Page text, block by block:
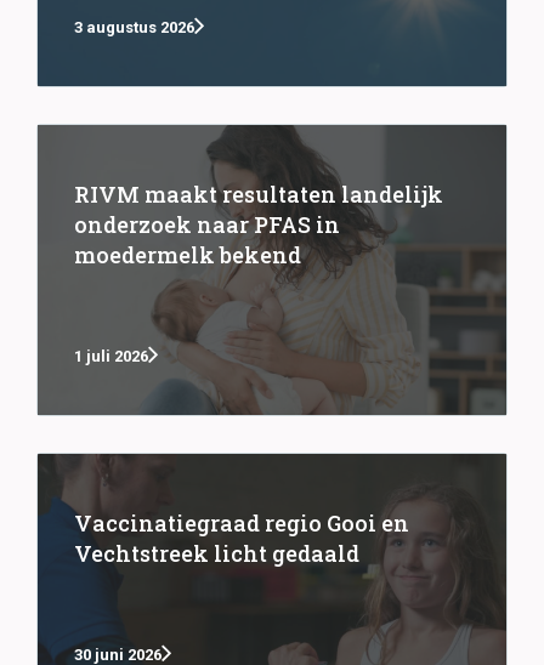
3 augustus 2026
RIVM maakt resultaten landelijk
onderzoek naar PFAS in
moedermelk bekend
1 juli 2026
Vaccinatiegraad regio Gooi en
Vechtstreek licht gedaald
30 juni 2026